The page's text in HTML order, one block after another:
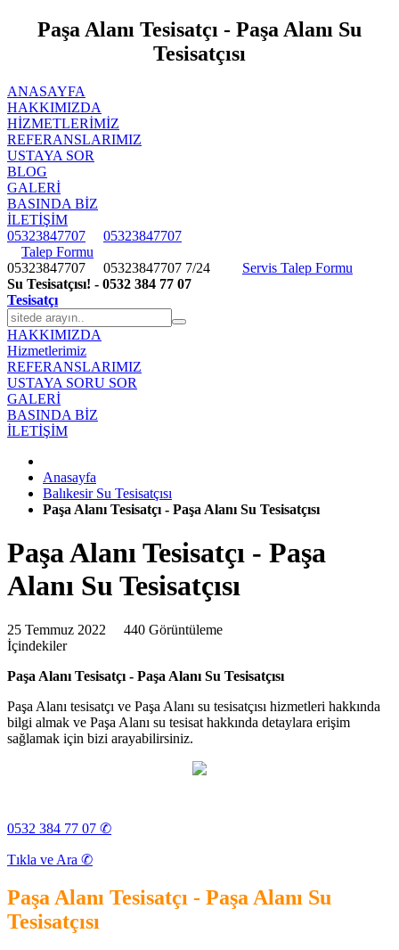
Paşa Alanı Tesisatçı - Paşa Alanı Su
Tesisatçısı
ANASAYFA
HAKKIMIZDA
HIZMETLERIMIZ
REFERANSLARIMIZ
USTAYA SOR
BLOG
GALERİ
BASINDA BİZ
İLETİŞİM
05323847707
05323847707
Talep Formu
05323847707 05323847707 7/24
Servis Talep Formu
Su Tesisatçısı! - 0532 384 77 07
Tesisatçı
HAKKIMIZDA
Hizmetlerimiz
REFERANSLARIMIZ
USTAYA SORU SOR
GALERİ
BASINDA BİZ
İLETİŞİM
Anasayfa
Balıkesir Su Tesisatçısı
Paşa Alanı Tesisatçı - Paşa Alanı Su Tesisatçısı
Paşa Alanı Tesisatçı - Paşa
Alanı Su Tesisatçısı
25 Temmuz 2022 440 Görüntüleme
İçindekiler
Paşa Alanı Tesisatçı - Paşa Alanı Su Tesisatçısı
Paşa Alanı tesisatçı ve Paşa Alanı su tesisatçısı hizmetleri hakkında
bilgi almak ve Paşa Alanı su tesisat hakkında detaylara erişim
sağlamak için bizi arayabilirsiniz.
0532 384 77 07 ✆
Tıkla ve Ara ✆
Paşa Alanı Tesisatçı - Paşa Alanı Su
Tesisatçısı